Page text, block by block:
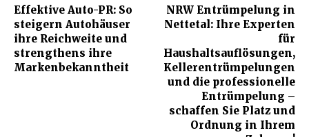
Effektive Auto-PR: So
steigern Autohäuser
ihre Reichweite und
strengthens ihre
Markenbekanntheit
NRW Entrümpelung in
Nettetal: Ihre Experten
für
Haushaltsauflösungen,
Kellerentrümpelungen
und die professionelle
Entrümpelung –
schaffen Sie Platz und
Ordnung in Ihrem